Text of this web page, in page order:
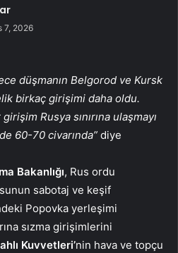
7, 2026
düşmanın Belgorod ve Kursk
birkaç girişimi daha oldu.
Rusya sınırına ulaşmayı
60-70 civarında” diye
Bakanlığı, Rus ordu
sabotaj ve keşif
Popovka yerleşimi
sızma girişimlerini
Kuvvetleri’nin hava ve topçu